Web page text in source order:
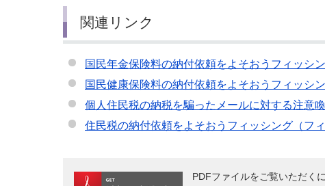
関連リンク
国民年金保険料の納付依頼をよそおうフィッシ
国民健康保険料の納付依頼をよそおうフィッシ
個人住民税の納税を騙ったメールに対する注意喚
住民税の納付依頼をよそおうフィッシング（フ
PDFファイルをご覧いただく